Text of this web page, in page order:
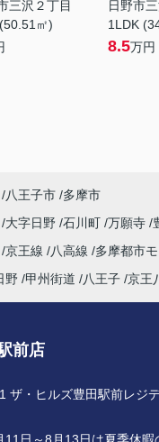
三沢２丁目
㎡)
日野市
1LDK
8.5万円
八王子市 多摩市
大字日野 石川町 万願寺
京王線 八高線 多摩都市
野 甲州街道 八王子 京王
前店
ザ・ヒルズ豊田駅前レジ